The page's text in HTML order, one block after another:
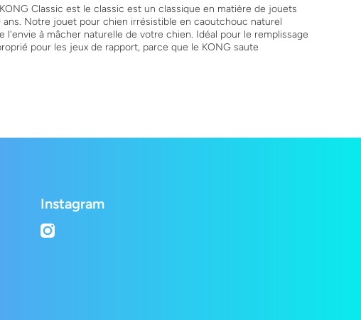
Classic est le classic est un classique en matière de jouets
Notre jouet pour chien irrésistible en caoutchouc naturel
l'envie à mâcher naturelle de votre chien. Idéal pour le remplissage
pour les jeux de rapport, parce que le KONG saute
Instagram
instagramcom/lepetshopch/